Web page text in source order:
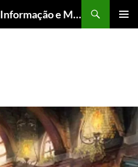
ER Consultoria Gestão de Informação e Memória Institucional